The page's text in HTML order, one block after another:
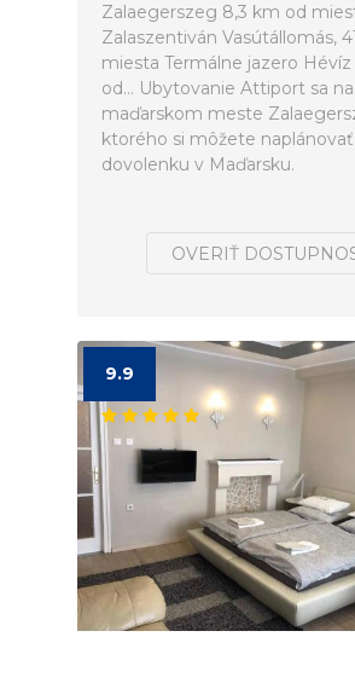
Zalaegerszeg 8,3 km od
Zalaszentiván Vasútállomás,
miesta Termálne jazero
od... Ubytovanie Attiport sa
maďarskom meste
ktorého si môžete naplánovať
dovolenku v Maďarsku.
OVERIŤ
9.9